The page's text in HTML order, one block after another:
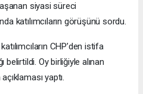
siyasi süreci
katılımcıların görüşünü sordu.
CHP’den istifa
belirtildi. Oy birliğiyle alınan
yaptı.